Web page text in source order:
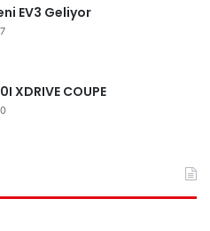
EV3 Geliyor
XDRIVE COUPE